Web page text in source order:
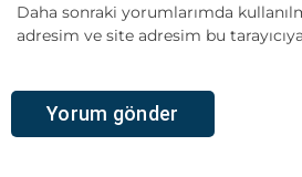
Daha sonraki yorumlarımda
adresim ve site adresim bu